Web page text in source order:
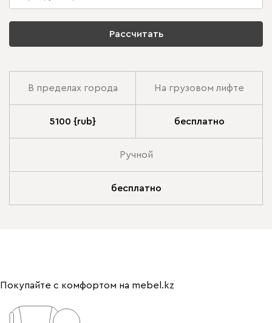
Рассчитать
В пределах города На грузовом лифте
5100 {rub} бесплатно
Ручной
бесплатно
Покупайте с комфортом на mebel.kz